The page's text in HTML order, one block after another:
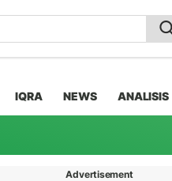
IQRA NEWS ANALISIS
Advertisement